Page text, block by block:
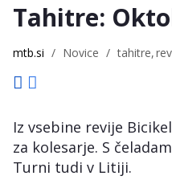
Tahitre:
mtb.si / Novice / tahitre
Iz vsebine revije
za kolesarje. S
Turni tudi v Litiji.